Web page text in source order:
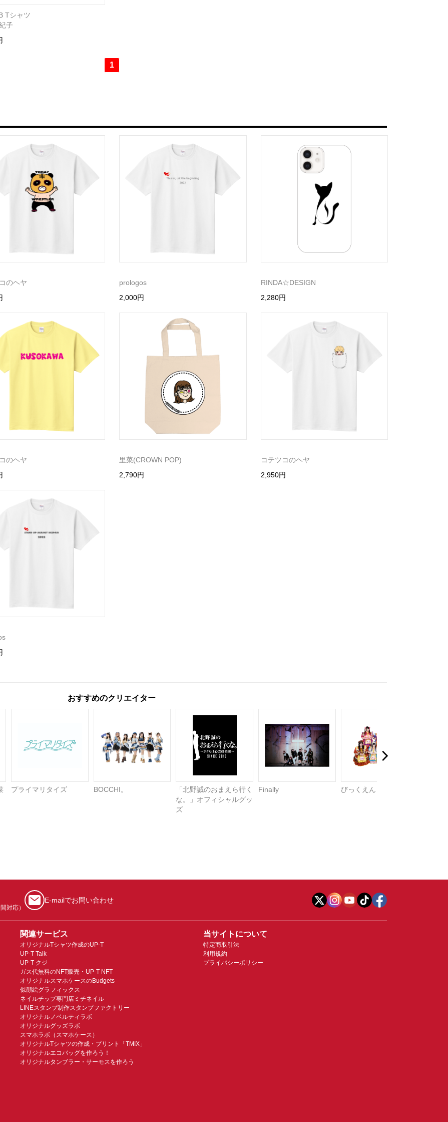
Tシャツ
子
1
のヘヤ
prologos
2,000円
RINDA☆DESIGN
2,280円
のヘヤ
里菜(CROWN POP)
2,790円
コテツコのヘヤ
2,950円
おすすめのクリエイター
プライマリタイズ BOCCHI。
「北野誠のおまえら行く
な。」オフィシャルグッ
ズ
Finally びっくえんじぇる
対応）
E-mailでお問い合わせ
関連サービス
オリジナルTシャツ作成のUP-T
UP-T Talk
UP-T クジ
ガス代無料のNFT販売・UP-T NFT
オリジナルスマホケースのBudgets
似顔絵グラフィックス
ネイルチップ専門店ミチネイル
LINEスタンプ制作スタンプファクトリー
オリジナルノベルティラボ
オリジナルグッズラボ
スマホラボ（スマホケース）
オリジナルTシャツの作成・プリント「TMIX」
オリジナルエコバッグを作ろう！
オリジナルタンブラー・サーモスを作ろう
当サイトについて
特定商取引法
利用規約
プライバシーポリシー